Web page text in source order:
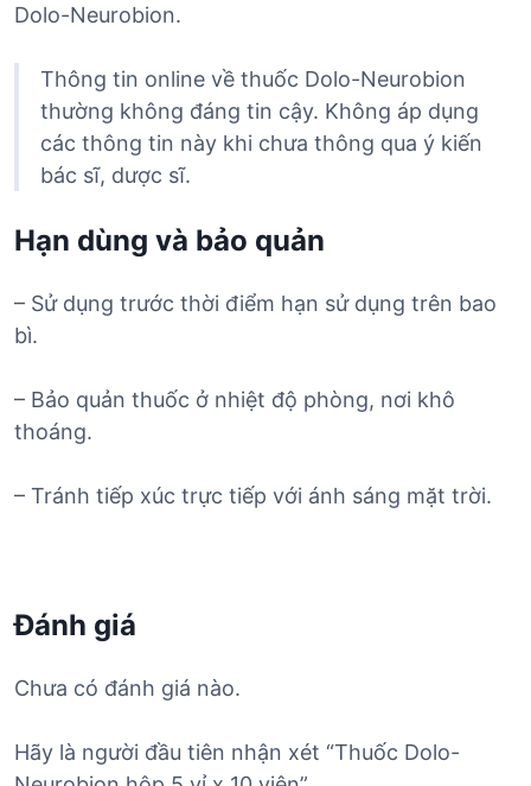
Dolo-Neurobion.
Thông tin online về thuốc Dolo-Neurobion
thường không đáng tin cậy. Không áp dụng
các thông tin này khi chưa thông qua ý kiến
bác sĩ, dược sĩ.
Hạn dùng và bảo quản
– Sử dụng trước thời điểm hạn sử dụng trên bao
bì.
– Bảo quản thuốc ở nhiệt độ phòng, nơi khô
thoáng.
– Tránh tiếp xúc trực tiếp với ánh sáng mặt trời.
Đánh giá
Chưa có đánh giá nào.
Hãy là người đầu tiên nhận xét “Thuốc Dolo-